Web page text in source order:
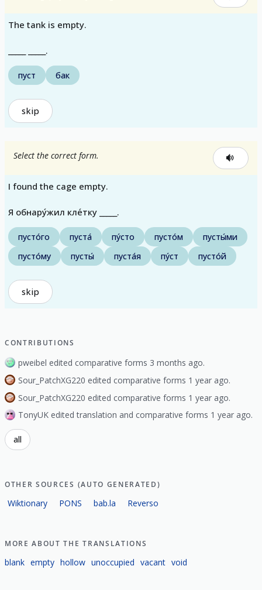
The tank is empty.
_____ _____.
пуст бак
skip
Select the correct form.
I found the cage empty.
Я обнару́жил кле́тку _____.
пусто́го пуста́ пу́сто пусто́м
пусты́ми
пусто́му
пусты́ пуста́я пу́ст пусто́й
skip
CONTRIBUTIONS
pweibel edited comparative forms 3 months ago.
Sour_PatchXG220 edited comparative forms 1 year ago.
Sour_PatchXG220 edited comparative forms 1 year ago.
TonyUK edited translation and comparative forms 1 year ago.
all
OTHER SOURCES (AUTO GENERATED)
Wiktionary PONS bab.la Reverso
MORE ABOUT THE TRANSLATIONS
blank empty hollow unoccupied vacant void